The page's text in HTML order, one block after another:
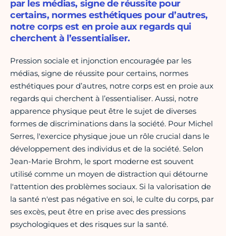
par les médias, signe de réussite pour
certains, normes esthétiques pour d’autres,
notre corps est en proie aux regards qui
cherchent à l’essentialiser.
Pression sociale et injonction encouragée par les
médias, signe de réussite pour certains, normes
esthétiques pour d’autres, notre corps est en proie aux
regards qui cherchent à l’essentialiser. Aussi, notre
apparence physique peut être le sujet de diverses
formes de discriminations dans la société. Pour Michel
Serres, l'exercice physique joue un rôle crucial dans le
développement des individus et de la société. Selon
Jean-Marie Brohm, le sport moderne est souvent
utilisé comme un moyen de distraction qui détourne
l'attention des problèmes sociaux. Si la valorisation de
la santé n'est pas négative en soi, le culte du corps, par
ses excès, peut être en prise avec des pressions
psychologiques et des risques sur la santé.